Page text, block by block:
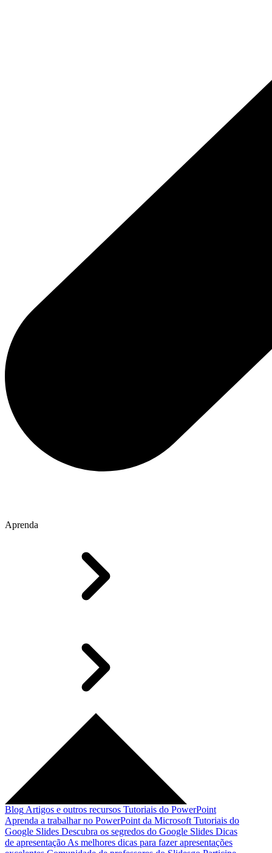
Aprenda
Blog Artigos e outros recursos Tutoriais do PowerPoint
Aprenda a trabalhar no PowerPoint da Microsoft Tutoriais do
Google Slides Descubra os segredos do Google Slides Dicas
de apresentação As melhores dicas para fazer apresentações